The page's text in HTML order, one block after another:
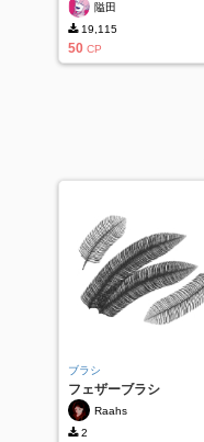
隘田
19,115
50 CP
ブラシ
フェザーブラシ
Raahs
2